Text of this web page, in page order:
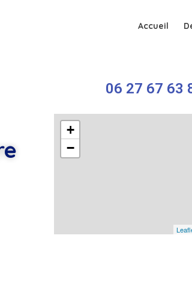
Accueil
06 27 67 63
+
−